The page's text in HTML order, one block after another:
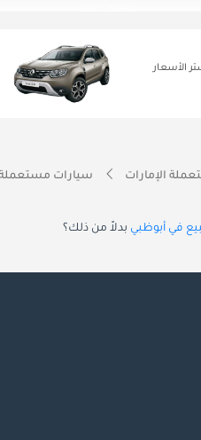
الأسعار
الإمارات سيارات
في أبوظبي بدلاً من ذلك؟